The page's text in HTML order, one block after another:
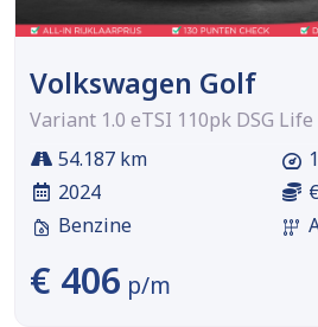
Volkswagen Golf
Variant 1.0 eTSI 110pk DSG Life
54.187 km
2024
Benzine
€ 406 p/m